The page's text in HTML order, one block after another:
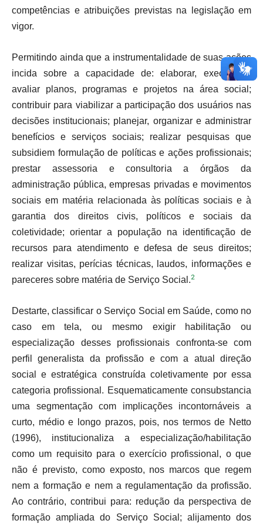
competências e atribuições previstas na legislação em
vigor.
Permitindo ainda que a instrumentalidade de suas ações
incida sobre a capacidade de: elaborar, executar e
avaliar planos, programas e projetos na área social;
contribuir para viabilizar a participação dos usuários nas
decisões institucionais; planejar, organizar e administrar
benefícios e serviços sociais; realizar pesquisas que
subsidiem formulação de políticas e ações profissionais;
prestar assessoria e consultoria a órgãos da
administração pública, empresas privadas e movimentos
sociais em matéria relacionada às políticas sociais e à
garantia dos direitos civis, políticos e sociais da
coletividade; orientar a população na identificação de
recursos para atendimento e defesa de seus direitos;
realizar visitas, perícias técnicas, laudos, informações e
pareceres sobre matéria de Serviço Social.2
Destarte, classificar o Serviço Social em Saúde, como no
caso em tela, ou mesmo exigir habilitação ou
especialização desses profissionais confronta-se com
perfil generalista da profissão e com a atual direção
social e estratégica construída coletivamente por essa
categoria profissional. Esquematicamente consubstancia
uma segmentação com implicações incontornáveis a
curto, médio e longo prazos, pois, nos termos de Netto
(1996), institucionaliza a especialização/habilitação
como um requisito para o exercício profissional, o que
não é previsto, como exposto, nos marcos que regem
nem a formação e nem a regulamentação da profissão.
Ao contrário, contribui para: redução da perspectiva de
formação ampliada do Serviço Social; alijamento dos